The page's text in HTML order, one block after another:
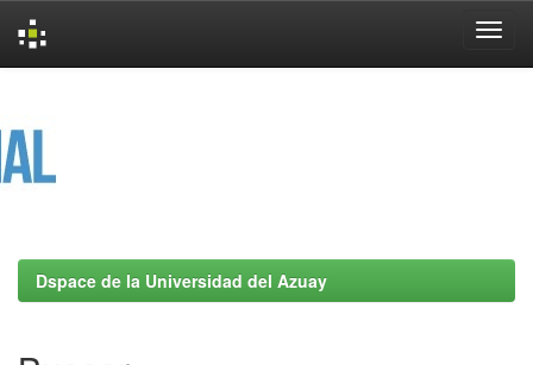
Dspace de la Universidad del Azuay